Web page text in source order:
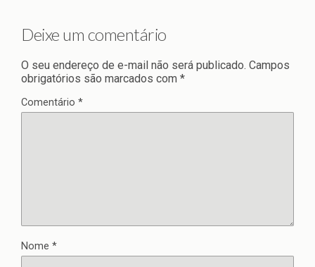
Deixe um comentário
O seu endereço de e-mail não será publicado. Campos
obrigatórios são marcados com *
Comentário *
Nome *